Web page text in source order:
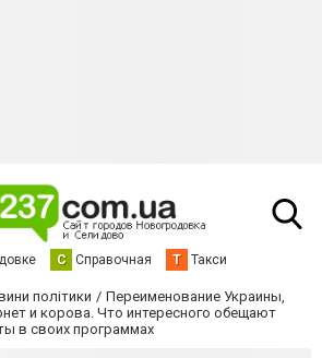
С Справочная Т Такси
політики
Переименование Украины,
и корова. Что интересного обещают
в своих программах